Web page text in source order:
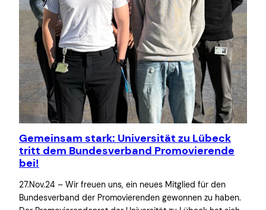
Gemeinsam stark: Universität zu Lübeck
tritt dem Bundesverband Promovierende
bei!
27.Nov.24 – Wir freuen uns, ein neues Mitglied für den
Bundesverband der Promovierenden gewonnen zu haben.